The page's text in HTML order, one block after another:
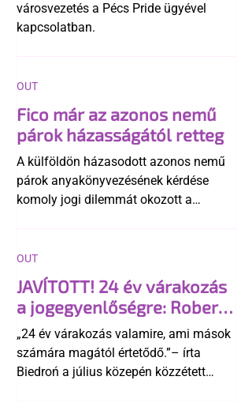
városvezetés a Pécs Pride ügyével
kapcsolatban.
Fico már az azonos nemű
párok házasságától retteg
A külföldön házasodott azonos nemű
párok anyakönyvezésének kérdése
komoly jogi dilemmát okozott a
egyértelműen tiltja a házasságuk
elismerését. Közben az ellenzéken belül
is vita robbant ki arról, hogy vissza
kellene-e vonni a kormány konzervatív
alkotmánymódosítását
OUT
JAVÍTOTT! 24 év várakozás
a jogegyenlőségre: Robert
Biedroń megindító üzenete
a lengyel bejegyzett
élettársi kapcsolatokért
„24 év várakozás valamire, ami mások
számára magától értetődő.”– írta
Biedroń a július közepén közzétett
OUT